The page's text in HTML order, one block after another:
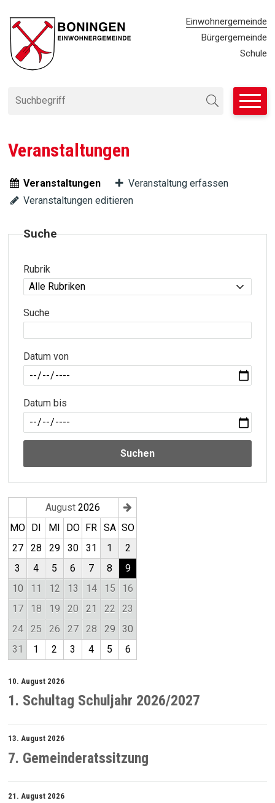
Navigieren in
Suchbegriff
Suche starten
Einwohnergemeinde
Bürgergemeinde
Schule
Veranstaltungen
Veranstaltungen
Veranstaltung erfassen
Veranstaltungen editieren
Suche
Rubrik
Suche
Datum von
Datum bis
Suchen
August 2026
MO DI MI DO FR SA SO
27
28 29 30 31 1
2
3
4 5 6 7 8
9
10
11 12 13 14 15
16
17
18 19 20 21 22
23
24
25 26 27 28 29
30
31
1 2 3 4 5 6
1. Schultag Schuljahr 2026/2027
10. August 2026
7. Gemeinderatssitzung
13. August 2026
21. August 2026